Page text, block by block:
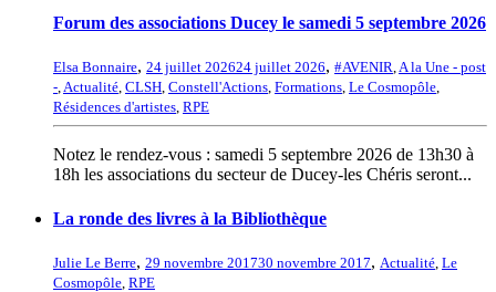
Forum des associations Ducey le samedi 5 septembre 2026
Elsa Bonnaire, 24 juillet 202624 juillet 2026, #AVENIR,A la Une - post
-,Actualité, CLSH, Constell'Actions, Formations, Le Cosmopôle,
Résidences d'artistes, RPE
Notez le rendez-vous : samedi 5 septembre 2026 de 13h30 à
18h les associations du secteur de Ducey-les Chéris seront...
La ronde des livres à la Bibliothèque
Julie Le Berre, 29 novembre 201730 novembre 2017, Actualité Le
Cosmopôle RPE